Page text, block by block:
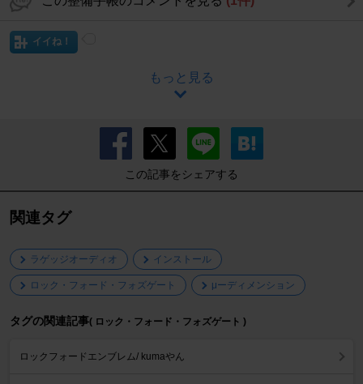
イイね！
もっと見る
この記事をシェアする
関連タグ
ラゲッジオーディオ インストール
ロック・フォード・フォズゲート μーディメンション
タグの関連記事( ロック・フォード・フォズゲート )
ロックフォードエンブレム/ kumaやん